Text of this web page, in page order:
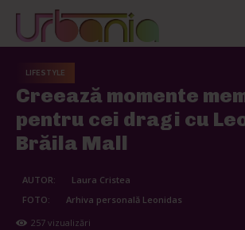
LIFESTYLE
Creează momente
pentru cei dragi cu
Brăila Mall
AUTOR:
Laura Cristea
FOTO:
Arhiva personală Leonidas
257 vizualizări